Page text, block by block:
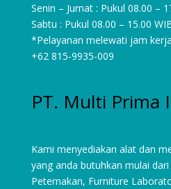
Senin – Jumat : Pukul 08.00 –
Sabtu : Pukul 08.00 – 15.00
*Pelayanan melewati jam
+62 815-9935-009
PT. Multi Prima
Kami menyediakan alat dan
yang anda butuhkan mulai dari
Peternakan, Furniture